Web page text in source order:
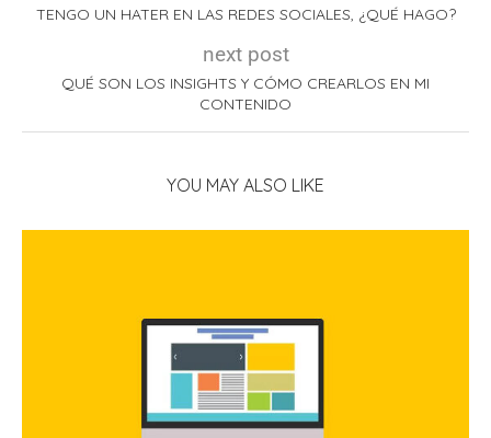
TENGO UN HATER EN LAS REDES SOCIALES, ¿QUÉ HAGO?
next post
QUÉ SON LOS INSIGHTS Y CÓMO CREARLOS EN MI
CONTENIDO
YOU MAY ALSO LIKE